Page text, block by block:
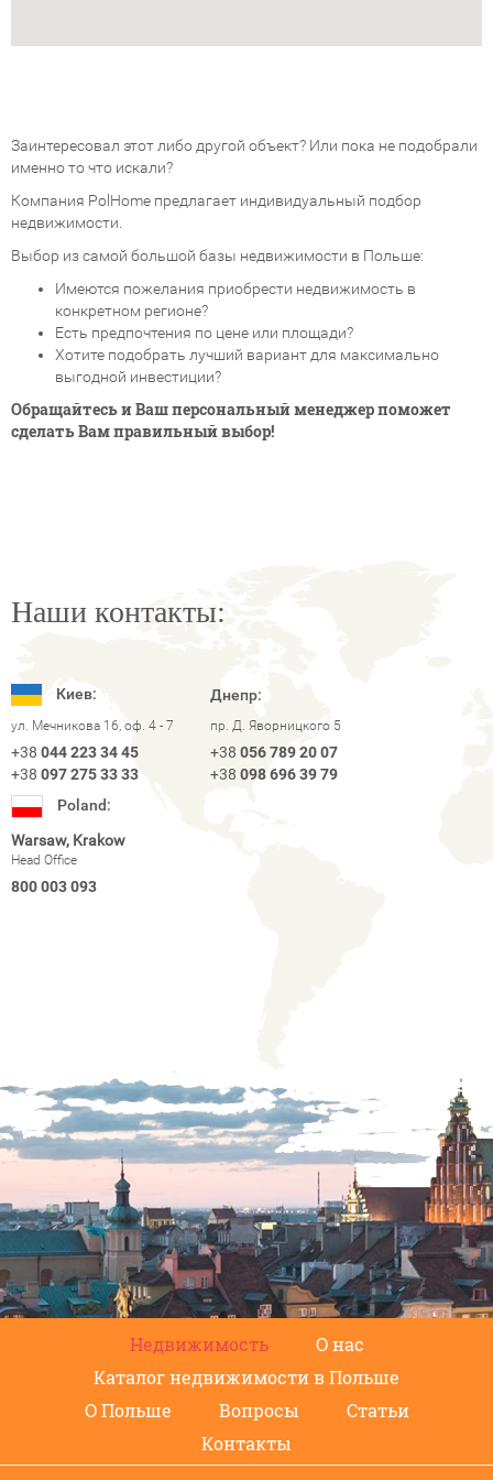
Заинтересовал этот либо другой объект? Или пока не подобрали
именно то что искали?
Компания PolHome предлагает индивидуальный подбор
недвижимости.
Выбор из самой большой базы недвижимости в Польше:
Имеются пожелания приобрести недвижимость в
конкретном регионе?
Есть предпочтения по цене или площади?
Хотите подобрать лучший вариант для максимально
выгодной инвестиции?
Обращайтесь и Ваш персональный менеджер поможет
сделать Вам правильный выбор!
Наши контакты:
Киев:
ул. Мечникова 16, оф. 4 - 7
+38 044 223 34 45
+38 097 275 33 33
Днепр:
пр. Д. Яворницкого 5
+38 056 789 20 07
+38 098 696 39 79
Poland:
Warsaw, Krakow
Head Office
800 003 093
Недвижимость
О нас
Каталог недвижимости в Польше
О Польше
Вопросы
Статьи
Контакты